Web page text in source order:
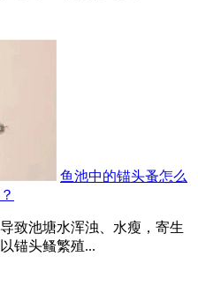
鱼池中的锚头蚤怎么
致池塘水浑浊、水瘦，寄生
锚头鳋繁殖...